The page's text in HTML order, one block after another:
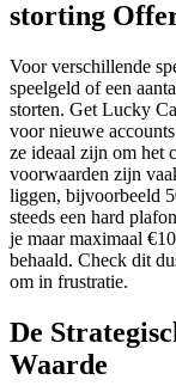
storting
Voor verschillende
speelgeld of een
storten. Get Lucky
voor nieuwe
ze ideaal zijn om het
voorwaarden zijn
liggen, bijvoorbeeld
steeds een hard
je maar maximaal
behaald. Check dit
om in frustratie.
De
Waarde